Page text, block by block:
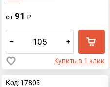
от91 ₽
– +
Купить в 1 клик
Код: 17805